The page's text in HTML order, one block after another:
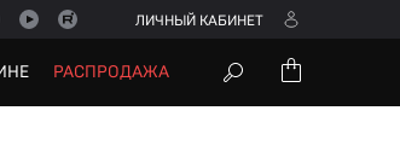
ЛИЧНЫЙ КАБИНЕТ
РАСПРОДАЖА